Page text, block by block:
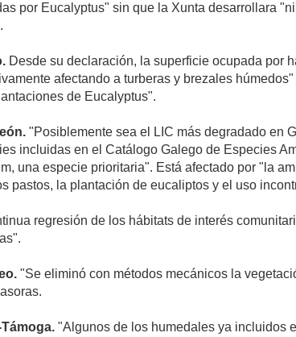
por Eucalyptus" sin que la Xunta desarrollara
Desde su declaración, la superficie ocupada por
afectando a turberas y brezales
de Eucalyptus".
"Posiblemente sea el LIC más degradado en
incluidas en el Catálogo Galego de Especies
una especie prioritaria". Está afectado por "la
pastos, la plantación de eucaliptos y el uso
regresión de los hábitats de interés
"Se eliminó con métodos mecánicos la
"Algunos de los humedales ya incluidos